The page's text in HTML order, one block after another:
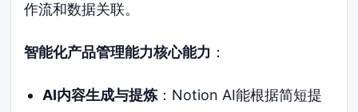
作流和数据关联。
智能化产品管理能力核心能力 ：
AI内容生成与提炼：Notion AI能根据简短提